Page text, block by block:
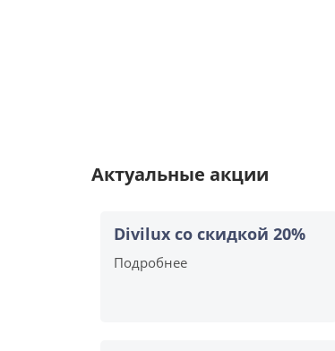
Актуальные акции
Divilux со скидкой 20%
Подробнее